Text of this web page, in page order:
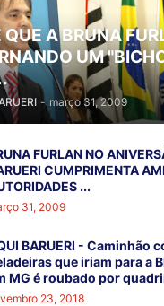
A BRUNA
UM
- março 31, 2009
FURLAN NO
CUMPRIMENTA
...
31, 2009
BARUERI - Caminhão
que iriam para a
MG é roubado por
23, 2018